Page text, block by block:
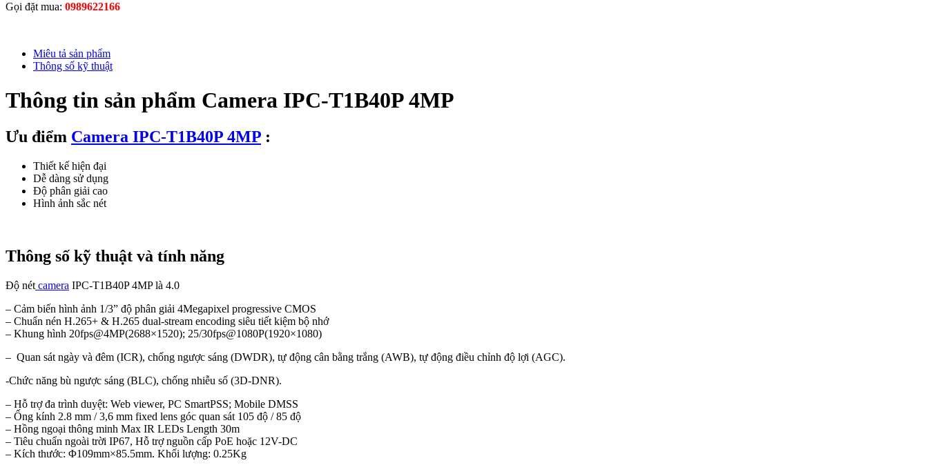
Gọi đặt mua: 0989622166
Miêu tả sản phẩm
Thông số kỹ thuật
Thông tin sản phẩm Camera IPC-T1B40P 4MP
Ưu điểm Camera IPC-T1B40P 4MP :
Thiết kế hiện đại
Dễ dàng sử dụng
Độ phân giải cao
Hình ảnh sắc nét
Thông số kỹ thuật và tính năng
Độ nét camera IPC-T1B40P 4MP là 4.0
– Cảm biến hình ảnh 1/3” độ phân giải 4Megapixel progressive CMOS
– Chuẩn nén H.265+ & H.265 dual-stream encoding siêu tiết kiệm bộ nhớ
– Khung hình 20fps@4MP(2688×1520); 25/30fps@1080P(1920×1080)
– Quan sát ngày và đêm (ICR), chống ngược sáng (DWDR), tự động cân bằng trắng (AWB), tự động điều chỉnh độ lợi (AGC).
-Chức năng bù ngược sáng (BLC), chống nhiễu số (3D-DNR).
– Hỗ trợ đa trình duyệt: Web viewer, PC SmartPSS; Mobile DMSS
– Ống kính 2.8 mm / 3,6 mm fixed lens góc quan sát 105 độ / 85 độ
– Hồng ngoại thông minh Max IR LEDs Length 30m
– Tiêu chuẩn ngoài trời IP67, Hỗ trợ nguồn cấp PoE hoặc 12V-DC
– Kích thước: Φ109mm×85.5mm. Khối lượng: 0.25Kg